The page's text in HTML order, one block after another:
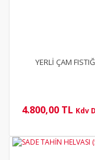
YERLİ ÇAM
4.800,00 TL Kdv